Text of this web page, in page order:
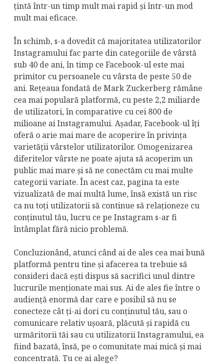
țintă într-un timp mult mai rapid și într-un mod
mult mai eficace.
În schimb, s-a dovedit că majoritatea utilizatorilor
Instagramului fac parte din categoriile de vârstă
sub 40 de ani, în timp ce Facebook-ul este mai
primitor cu persoanele cu vârsta de peste 50 de
ani. Rețeaua fondată de Mark Zuckerberg rămâne
cea mai populară platformă, cu peste 2,2 miliarde
de utilizatori, în comparative cu cei 800 de
milioane ai Instagramului. Așadar, Facebook-ul îți
oferă o arie mai mare de acoperire în privința
varietății vârstelor utilizatorilor. Omogenizarea
diferitelor vârste ne poate ajuta să acoperim un
public mai mare și să ne conectăm cu mai multe
categorii variate. În acest caz, pagina ta este
vizualizată de mai multă lume, însă există un risc
ca nu toți utilizatorii să continue să relaționeze cu
conținutul tău, lucru ce pe Instagram s-ar fi
întâmplat fără nicio problemă.
Concluzionând, atunci când ai de ales cea mai bună
platformă pentru tine și afacerea ta trebuie să
consideri dacă ești dispus să sacrifici unul dintre
lucrurile menționate mai sus. Ai de ales fie între o
audiență enormă dar care e posibil să nu se
conecteze cât ți-ai dori cu conținutul tău, sau o
comunicare relativ ușoară, plăcută și rapidă cu
urmăritorii tăi sau cu utilizatorii Instagramului, ea
fiind bazată, însă, pe o comunitate mai mică și mai
concentrată. Tu ce ai alege?